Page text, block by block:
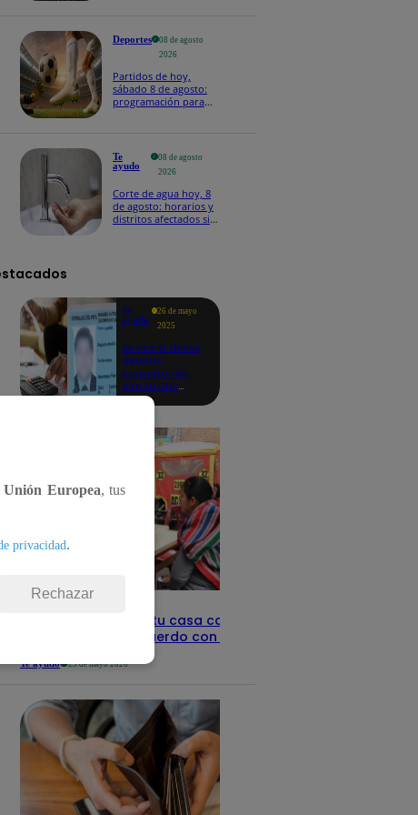
Deportes
08 de agosto
2026
Partidos de hoy,
sábado 8 de agosto:
programación para
Te
ayudo
08 de agosto
2026
Corte de agua hoy, 8
de agosto: horarios y
distritos afectados sin
Te
ayudo
26 de mayo
2025
Revisa si tienes
deudas
consultando
con tu DNI:
aquí los
detalles
Revisa con tu DNI si tu casa califica
como pobre, de acuerdo con el Sisfoh
Te ayudo 25 de mayo 2026
Unión Europea, tus
privacidad.
Rechazar